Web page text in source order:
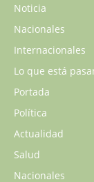
Noticia
Nacionales
Internacionales
Lo que está
Portada
Política
Actualidad
Salud
Nacionales